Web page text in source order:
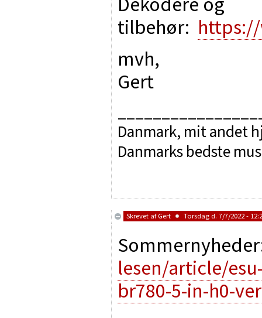
tilbehør:
mvh,
Gert
Danmark, mit andet
Danmarks bedste
Skrevet af Gert Torsdag d. 7/7/2022 -
lesen/article/
br780-5-in-h0-